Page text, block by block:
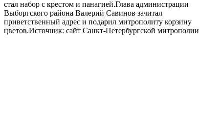
стал набор с крестом и панагией.Глава администрации
Выборгского района Валерий Савинов зачитал
приветственный адрес и подарил митрополиту корзину
цветов.Источник: сайт Санкт-Петербургской митрополии